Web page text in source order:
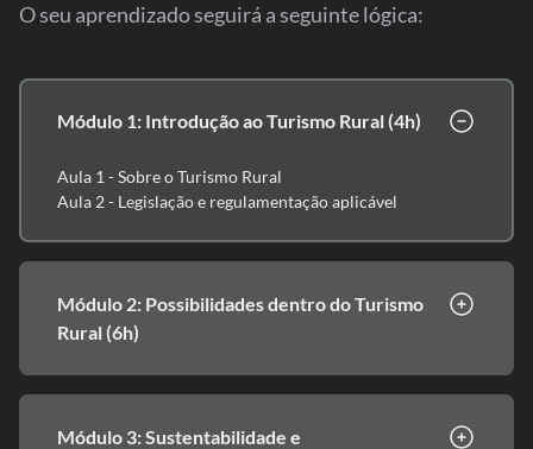
O seu aprendizado seguirá a seguinte lógica:
Módulo 1: Introdução ao Turismo Rural (4h)
Aula 1 - Sobre o Turismo Rural
Aula 2 - Legislação e regulamentação aplicável
Módulo 2: Possibilidades dentro do Turismo
Rural (6h)
Módulo 3: Sustentabilidade e